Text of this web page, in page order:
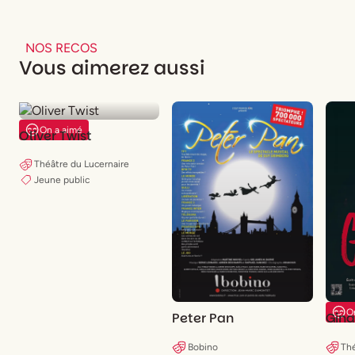
NOS RECOS
Vous aimerez aussi
On a aimé
Oliver Twist
Théâtre du Lucernaire
Jeune public
Peter Pan
Bobino
Gina